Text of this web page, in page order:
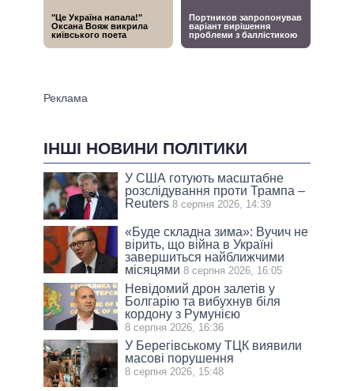
ІНШІ НОВИНИ ПОЛІТИКИ
У США готують масштабне
розслідування проти Трампа –
Reuters 8 серпня 2026, 14:39
«Буде складна зима»: Вучич не
вірить, що війна в Україні
завершиться найближчими
місяцями 8 серпня 2026, 16:05
Невідомий дрон залетів у
Болгарію та вибухнув біля
кордону з Румунією
8 серпня 2026, 16:36
У Берегівському ТЦК виявили
масові порушення
8 серпня 2026, 15:48